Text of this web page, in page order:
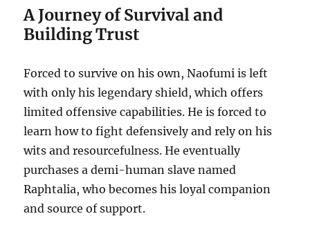
A Journey of Survival and
Building Trust
Forced to survive on his own, Naofumi is left
with only his legendary shield, which offers
limited offensive capabilities. He is forced to
learn how to fight defensively and rely on his
wits and resourcefulness.He eventually
purchases a demi-human slave named
Raphtalia, who becomes his loyal companion
and source of support.